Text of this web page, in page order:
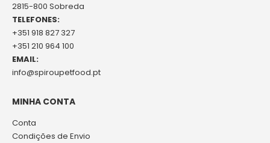
2815-800 Sobreda
TELEFONES:
+351 918 827 327
+351 210 964 100
EMAIL:
info@spiroupetfood.pt
MINHA CONTA
Conta
Condições de Envio